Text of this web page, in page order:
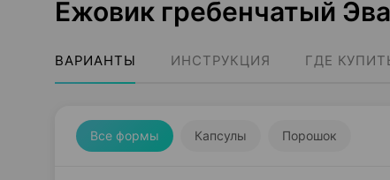
Ежовик гребенчатый
ВАРИАНТЫ ИНСТРУКЦИЯ ГДЕ
Все формы Капсулы Порошок